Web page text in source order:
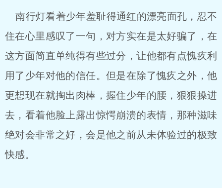
南行灯看着少年羞耻得通红的漂亮面孔，忍不
住在心里感叹了一句，对方实在是太好骗了，在
这方面简直单纯得有些过分，让他都有点愧疚利
用了少年对他的信任。但是在除了愧疚之外，他
更想现在就掏出肉棒，握住少年的腰，狠狠操进
去，看着他脸上露出惊愕崩溃的表情，那种滋味
绝对会非常之好，会是他之前从未体验过的极致
快感。